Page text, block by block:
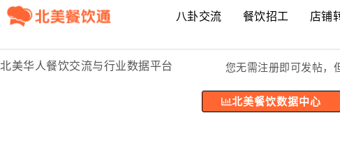
八卦交流 餐饮招工 店铺
北美华人餐饮交流与行业数据平台 您无需注册即可发帖，
北美餐饮数据中心